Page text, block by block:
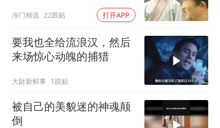
冷门精选 22跟贴 打开APP
要我也全给流浪汉，然后
来场惊心动魄的捕猎
大財新鲜事 1跟贴
被自己的美貌迷的神魂颠
倒